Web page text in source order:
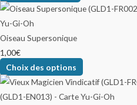
Oiseau Supersonique
1,00€
Choix des options